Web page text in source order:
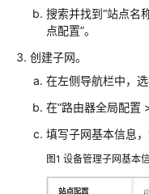
配
置
例
AP
组
网
景
搜索并找到“站点名
点配置”。
创建子网。
在左侧导航栏中，选
在“路由器全局配置
填写子网基本信息
图1 设备管理子网基本